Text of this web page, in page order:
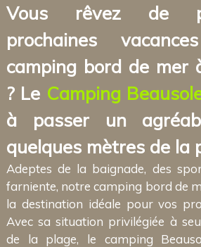
Vous rêvez de
prochaines
camping bord de mer
? Le Camping
à passer un
quelques mètres de la
Adeptes de la baignade, des
farniente, notre camping bord de
la destination idéale pour vos
Avec sa situation privilégiée à
de la plage, le camping